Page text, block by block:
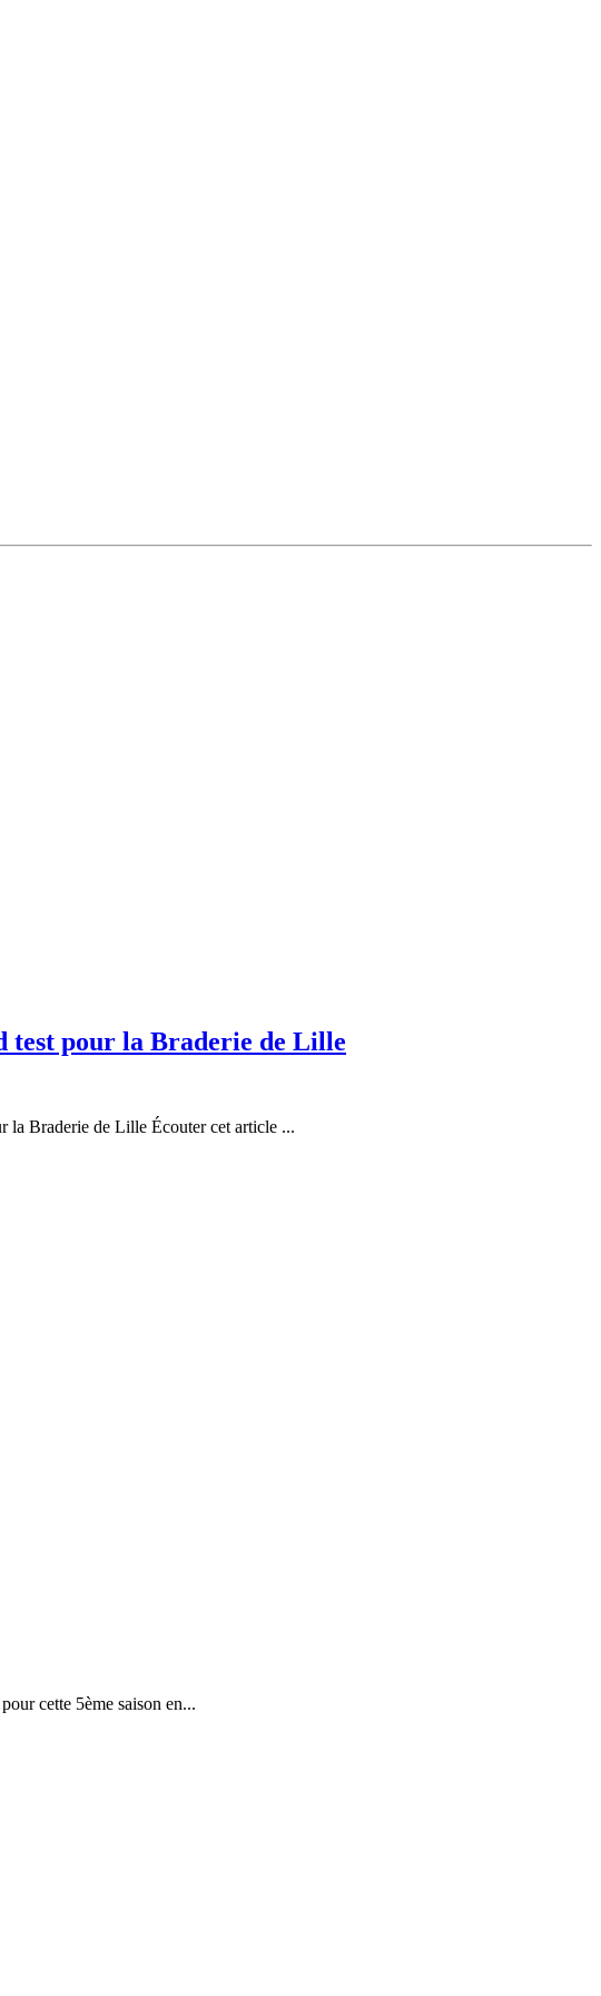
test pour la Braderie de Lille
la Braderie de Lille Écouter cet article ...
cette 5ème saison en...